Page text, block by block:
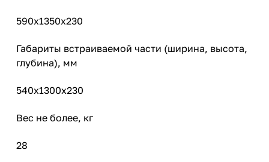
590х1350х230
Габариты встраиваемой части (ширина, высота,
глубина), мм
540х1300х230
Вес не более, кг
28